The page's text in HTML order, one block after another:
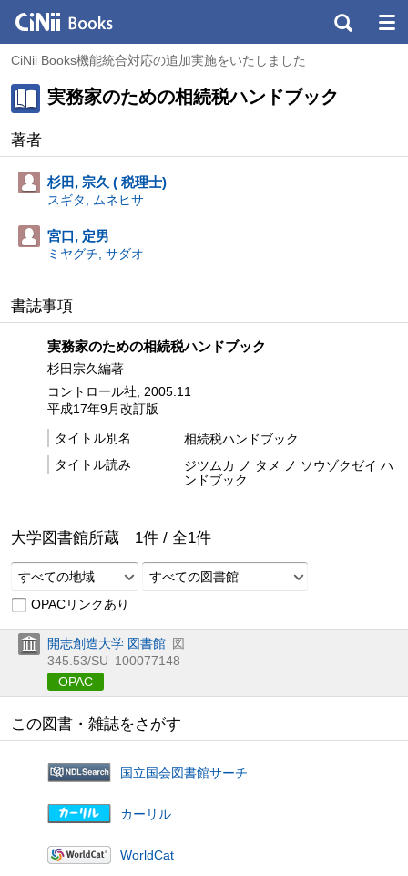
CiNii Books機能統合対応の追加実施をいたしました
実務家のための相続税ハンドブック
著者
杉田, 宗久 ( 税理士)
スギタ, ムネヒサ
宮口, 定男
ミヤグチ, サダオ
書誌事項
実務家のための相続税ハンドブック
杉田宗久編著
コントロール社, 2005.11
平成17年9月改訂版
タイトル別名
相続税ハンドブック
タイトル読み
ジツムカ ノ タメ ノ ソウゾクゼイ ハ
ンドブック
大学図書館所蔵 1件 / 全1件
すべての地域
すべての図書館
OPACリンクあり
開志創造大学 図書館 図
345.53/SU 100077148
OPAC
この図書・雑誌をさがす
国立国会図書館サーチ
カーリル
WorldCat